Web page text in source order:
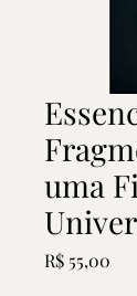
uma
R$ 55,00